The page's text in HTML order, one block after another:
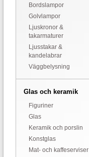
Bordslampor
Golvlampor
Ljuskronor &
takarmaturer
Ljusstakar &
kandelabrar
Väggbelysning
Glas och keramik
Figuriner
Glas
Keramik och porslin
Konstglas
Mat- och kaffeserviser